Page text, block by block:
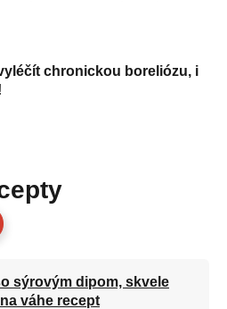
chronickou boreliózu, i
sýrovým dipom, skvele
váhe recept